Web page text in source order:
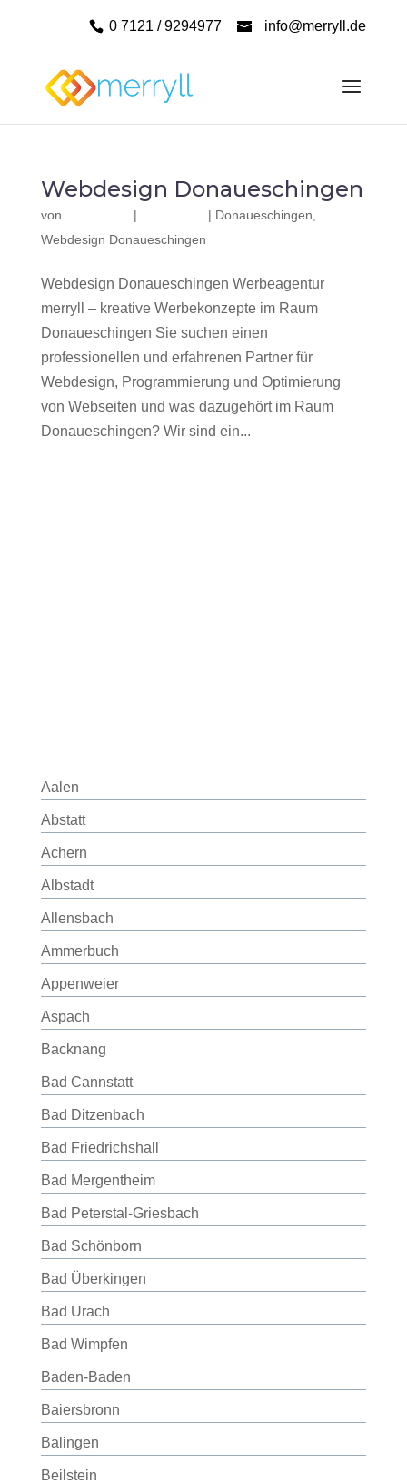
0 7121 / 9294977 info@merryll.de
Webdesign Donaueschingen
von | | Donaueschingen
Webdesign Donaueschingen
Webdesign Donaueschingen Werbeagentur
merryll – kreative Werbekonzepte im Raum
Donaueschingen Sie suchen einen
professionellen und erfahrenen Partner für
Webdesign, Programmierung und Optimierung
von Webseiten und was dazugehört im Raum
Donaueschingen? Wir sind ein...
Aalen
Abstatt
Achern
Albstadt
Allensbach
Ammerbuch
Appenweier
Aspach
Backnang
Bad Cannstatt
Bad Ditzenbach
Bad Friedrichshall
Bad Mergentheim
Bad Peterstal-Griesbach
Bad Schönborn
Bad Überkingen
Bad Urach
Bad Wimpfen
Baden-Baden
Baiersbronn
Balingen
Beilstein